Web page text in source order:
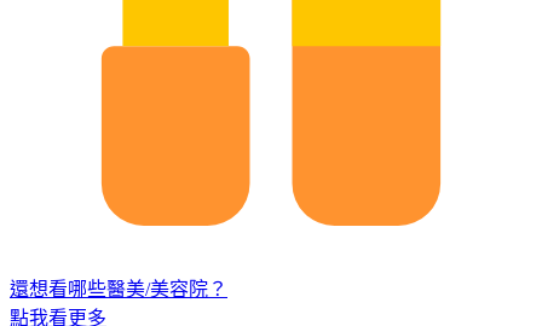
還想看哪些醫美/美容院？
點我看更多